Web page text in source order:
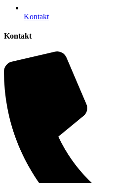
Kontakt
Kontakt